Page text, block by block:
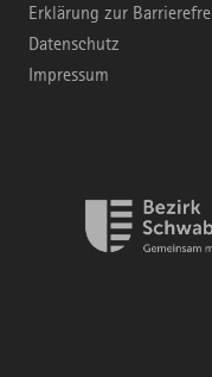
Erklärung zur
Datenschutz
Impressum